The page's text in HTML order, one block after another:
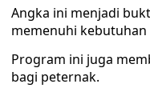
Angka ini menjadi
memenuhi kebutuhan
Program ini juga
bagi peternak.